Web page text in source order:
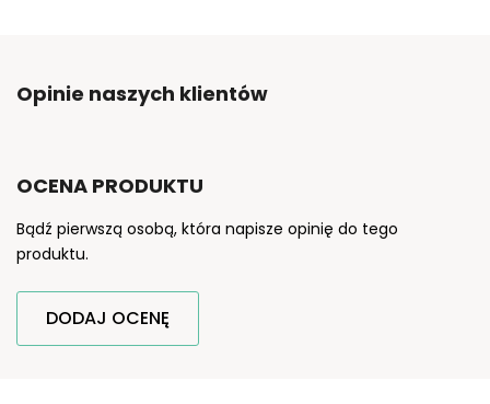
Opinie naszych klientów
OCENA PRODUKTU
Bądź pierwszą osobą, która napisze opinię do tego
produktu.
DODAJ OCENĘ